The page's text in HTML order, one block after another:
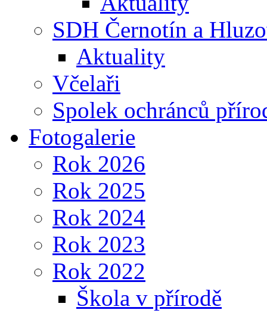
SDH Černotín a
Aktuality
Včelaři
Spolek ochránců
Fotogalerie
Rok 2026
Rok 2025
Rok 2024
Rok 2023
Rok 2022
Škola v přírodě